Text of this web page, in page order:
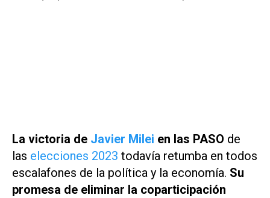
La victoria de Javier Milei en las PASO de
las elecciones 2023 todavía retumba en todos
escalafones de la política y la economía. Su
promesa de eliminar la coparticipación